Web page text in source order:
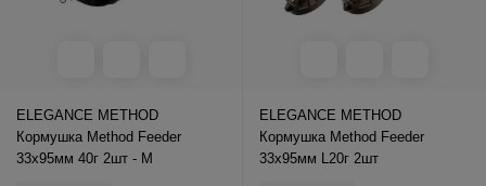
ELEGANCE METHOD
Кормушка Method Feeder
33х95мм 40г 2шт - M
ELEGANCE METHOD
Кормушка Method Feeder
33х95мм L20г 2шт